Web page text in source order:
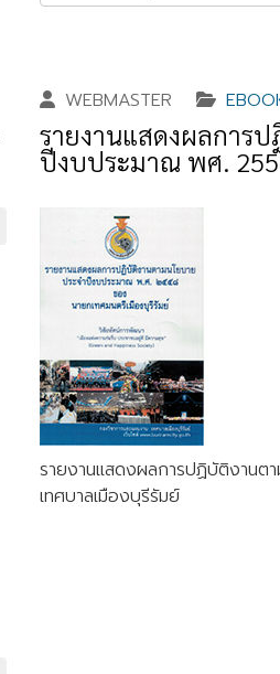
WEBMASTER
รายงานแสดงผลการ
ปีงบประมาณ พศ.
รายงานแสดงผลการปฏิบัติงาน
เทศบาลเมืองบุรีรัมย์